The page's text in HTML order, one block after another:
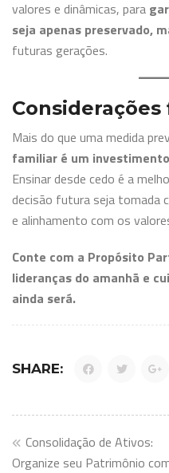
valores e dinâmicas, para
seja apenas preservado,
futuras gerações.
Considerações
Mais do que uma medida
familiar é um
Ensinar desde cedo é a
decisão futura seja tomada
e alinhamento com os
Conte com a Propósito
lideranças do amanhã e
ainda será.
SHARE:
Navegação
de
Consolidação de Ativos:
Organize seu Patrimônio